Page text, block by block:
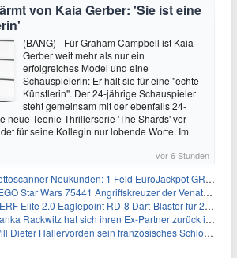
von Kaia Gerber: 'Sie ist eine
(BANG) - Für Graham Campbell ist Kaia
Gerber weit mehr als nur ein
erfolgreiches Model und eine
Schauspielerin: Er hält sie für eine "echte
Künstlerin". Der 24-jährige Schauspieler
steht gemeinsam mit der ebenfalls 24-
neue Teenie-Thrillerserie 'The Shards' vor
für seine Kollegin nur lobende Worte. Im
vor 6 Stunden
Neukunden: 1 Feld EuroJackpot GRATIS spielen
Star Wars 75441 Angriffskreuzer der Venator-Klasse für 50,25€
Elite 2.0 Eaglepoint RD-8 Dart-Blaster für 20,49€
Rackwitz hat sich ihren Ex-Partner zurück ins Haus geholt
Dieter Hallervorden sein französisches Schloss verkaufen?